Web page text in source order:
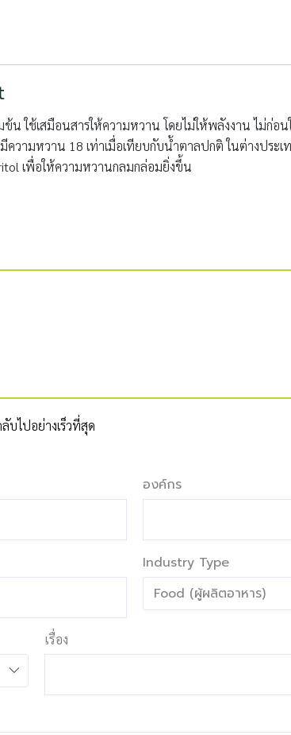
น ใช้เสมือนสารให้ความหวาน โดยไม่ให้พลังงาน ไม่ก่อน
ความหวาน 18 เท่าเมื่อเทียบกับน้ำตาลปกติ ในต่างประเ
เพื่อให้ความหวานกลมกล่อมยิ่งขึ้น
บไปอย่างเร็วที่สุด
องค์กร
Industry Type
เรื่อง